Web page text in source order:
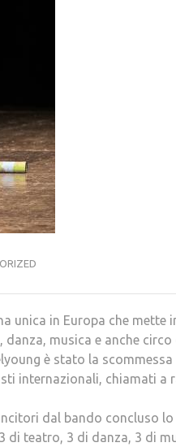
unica in Europa che
musica e anche
è stato la
internazionali, chiamati a
dal bando concluso
di teatro, 3 di danza, 3 di